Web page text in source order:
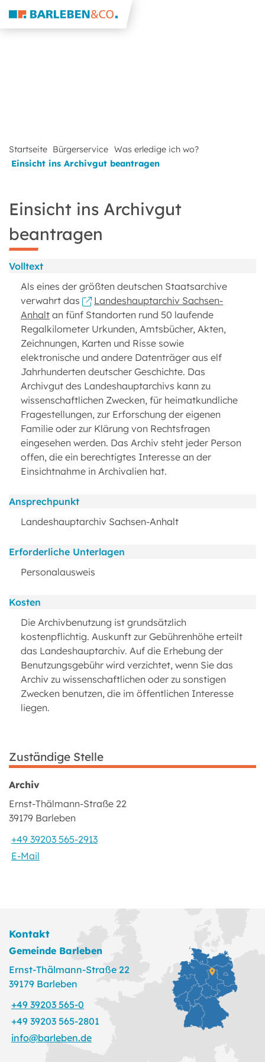
Startseite Bürgerservice Was erledige ich wo?
Einsicht ins Archivgut beantragen
Einsicht ins Archivgut
beantragen
Volltext
Als eines der größten deutschen Staatsarchive
verwahrt das
Landeshauptarchiv Sachsen-
Anhalt an fünf Standorten rund 50 laufende
Regalkilometer Urkunden, Amtsbücher, Akten,
Zeichnungen, Karten und Risse sowie
elektronische und andere Datenträger aus elf
Jahrhunderten deutscher Geschichte. Das
Archivgut des Landeshauptarchivs kann zu
wissenschaftlichen Zwecken, für heimatkundliche
Fragestellungen, zur Erforschung der eigenen
Familie oder zur Klärung von Rechtsfragen
eingesehen werden. Das Archiv steht jeder Person
offen, die ein berechtigtes Interesse an der
Einsichtnahme in Archivalien hat.
Ansprechpunkt
Landeshauptarchiv Sachsen-Anhalt
Erforderliche Unterlagen
Personalausweis
Kosten
Die Archivbenutzung ist grundsätzlich
kostenpflichtig. Auskunft zur Gebührenhöhe erteilt
das Landeshauptarchiv. Auf die Erhebung der
Benutzungsgebühr wird verzichtet, wenn Sie das
Archiv zu wissenschaftlichen oder zu sonstigen
Zwecken benutzen, die im öffentlichen Interesse
liegen.
Zuständige Stelle
Archiv
Ernst-Thälmann-Straße 22
39179 Barleben
+49 39203 565-2913
E-Mail
Kontakt
Gemeinde Barleben
Ernst-Thälmann-Straße 22
39179 Barleben
+49 39203 565-0
+49 39203 565-2801
info@barleben.de